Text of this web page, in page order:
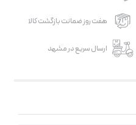
هفت روز ضمانت بازگشت کالا
ارسال سریع در مشهد